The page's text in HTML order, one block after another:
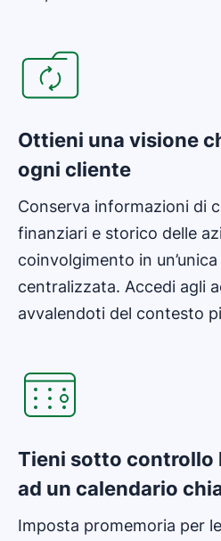
Ottieni una visione
ogni cliente
Conserva informazioni di
finanziari e storico delle
coinvolgimento in
centralizzata. Accedi agli
avvalendoti del contesto
Tieni sotto controllo
ad un calendario
Imposta promemoria per